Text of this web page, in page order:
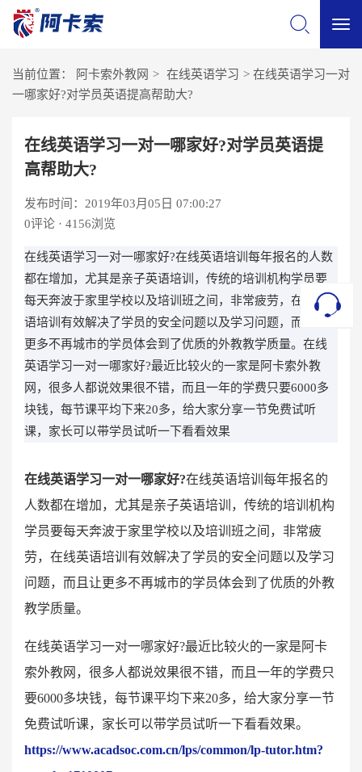
当前位置： 阿卡索外教网 > 在线英语学习 > 在线英语学习一对
一哪家好?对学员英语提高帮助大?
在线英语学习一对一哪家好?对学员英语提
高帮助大?
发布时间：2019年03月05日 07:00:27
0评论 · 4156浏览
在线英语学习一对一哪家好?在线英语培训每年报名的人数
都在增加，尤其是亲子英语培训，传统的培训机构学员要
每天奔波于家里学校以及培训班之间，非常疲劳，在线英
语培训有效解决了学员的安全问题以及学习问题，而且让
更多不再城市的学员体会到了优质的外教教学质量。在线
英语学习一对一哪家好?最近比较火的一家是阿卡索外教
网，很多人都说效果很不错，而且一年的学费只要6000多
块钱，每节课平均下来20多，给大家分享一节免费试听
课，家长可以带学员试听一下看看效果
在线英语学习一对一哪家好?在线英语培训每年报名的
人数都在增加，尤其是亲子英语培训，传统的培训机构
学员要每天奔波于家里学校以及培训班之间，非常疲
劳，在线英语培训有效解决了学员的安全问题以及学习
问题，而且让更多不再城市的学员体会到了优质的外教
教学质量。
在线英语学习一对一哪家好?最近比较火的一家是阿卡
索外教网，很多人都说效果很不错，而且一年的学费只
要6000多块钱，每节课平均下来20多，给大家分享一节
免费试听课，家长可以带学员试听一下看看效果。
https://www.acadsoc.com.cn/lps/common/lp-tutor.htm?